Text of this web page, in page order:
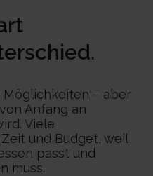
– aber
Anfang an
Viele
und Budget, weil
passt und
muss.